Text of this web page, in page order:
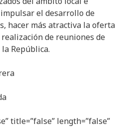
el desarrollo de
hacer más atractiva la oferta
de reuniones de
República.
title=”false” length=”false”